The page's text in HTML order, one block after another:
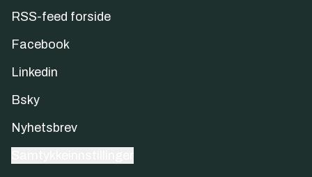
RSS-feed forside
Facebook
Linkedin
Bsky
Nyhetsbrev